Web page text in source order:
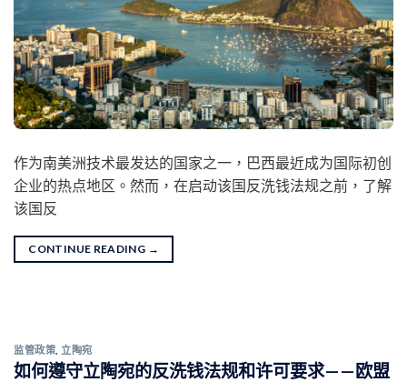
作为南美洲技术最发达的国家之一，巴西最近成为国际初创
企业的热点地区。然而，在启动该国反洗钱法规之前，了解
该国反
CONTINUE READING →
监管政策 立陶宛
如何遵守立陶宛的反洗钱法规和许可要求——欧盟